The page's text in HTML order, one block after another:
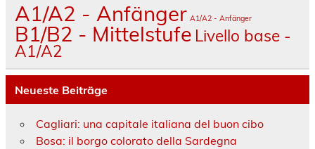
A1/A2 - Anfänger A1/A2 - Anfänger
B1/B2 - Mittelstufe Livello base -
A1/A2
Neueste Beiträge
Cagliari: una capitale italiana del buon cibo
Bosa: il borgo colorato della Sardegna